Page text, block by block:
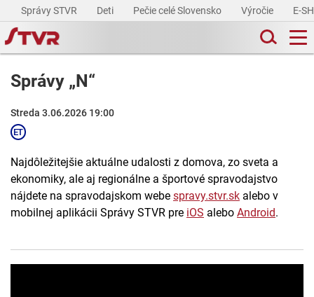
Správy STVR Deti Pečie celé Slovensko Výročie E-
Správy „N“
Streda 3.06.2026 19:00
Najdôležitejšie aktuálne udalosti z domova, zo sveta a
ekonomiky, ale aj regionálne a športové spravodajstvo
nájdete na spravodajskom webe spravy.stvr.sk alebo v
mobilnej aplikácii Správy STVR pre iOS alebo Android.